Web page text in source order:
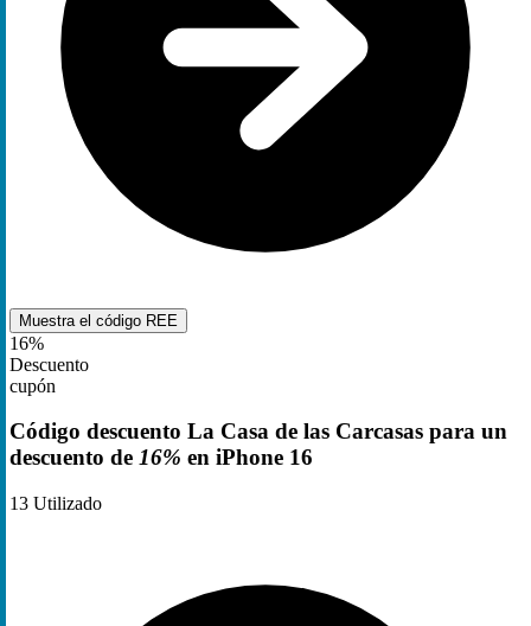
Muestra el código REE
16%
Descuento
cupón
Código descuento La Casa de las Carcasas para un
descuento de 16% en iPhone 16
13 Utilizado